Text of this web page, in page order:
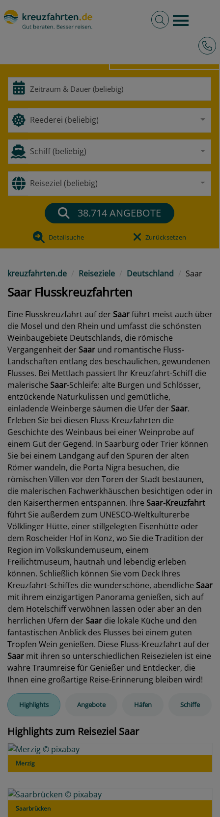
Burger
Volltextsuche
Reederei (beliebig)
Schiff (beliebig)
Reiseziel (beliebig)
38.714ANGEBOTE
Detailsuche Zurücksetzen
kreuzfahrten.de Reiseziele Deutschland Saar
Saar Flusskreuzfahrten
Eine Flusskreuzfahrt auf der Saarführt meist auch über
die Mosel und den Rhein und umfasst die schönsten
Weinbaugebiete Deutschlands, die römische
Vergangenheit der Saar und romantische Fluss-
Landschaften entlang des beschaulichen, gewundenen
Flusses. Bei Mettlach passiert Ihr Kreuzfahrt-Schiff die
malerische Saar-Schleife: alte Burgen und Schlösser,
entzückende Naturkulissen und gemütliche,
einladende Weinberge säumen die Ufer der Saar.
Erleben Sie bei diesen Fluss-Kreuzfahrten die
Geschichte des Weinbaus bei einer Weinprobe auf
einem Gut der Gegend. In Saarburg oder Trier können
Sie bei einem Landgang auf den Spuren der alten
Römer wandeln, die Porta Nigra besuchen, die
römischen Villen vor den Toren der Stadt bestaunen,
die malerischen Fachwerkhäuschen besichtigen oder in
den Kaiserthermen entspannen. Ihre Saar-Kreuzfahrt
führt Sie außerdem zum UNESCO-Weltkulturerbe
Völklinger Hütte, einer stillgelegten Eisenhütte oder
dem Roscheider Hof in Konz, wo Sie die Tradition der
Region im Volkskundemuseum, einem
Freilichtmuseum, hautnah und lebendig erleben
können. Schließlich können Sie vom Deck Ihres
Kreuzfahrt-Schiffes die wunderschöne, abendliche Saar
mit ihrem einzigartigen Panorama genießen, sich auf
dem Hotelschiff verwöhnen lassen oder aber an den
herrlichen Ufern der Saar die lokale Küche und den
fantastischen Anblick des Flusses bei einem guten
Tropfen Wein genießen. Diese Fluss-Kreuzfahrt auf der
Saar mit ihren so unterschiedlichen Reisezielen ist eine
wahre Traumreise für Genießer und Entdecker, die
Ihnen eine großartige Reise-Erinnerung bleiben wird!
Highlights Angebote Häfen Schiffe
Highlights zum Reiseziel Saar
Merzig
Saarbrücken